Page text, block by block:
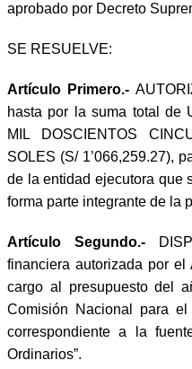
aprobado por Decreto
SE RESUELVE:
Artículo Primero.-
hasta por la suma total de
MIL DOSCIENTOS
SOLES (S/ 1’066,259.27),
de la entidad ejecutora que
forma parte integrante de la
Artículo Segundo.-
financiera autorizada por el
cargo al presupuesto del
Comisión Nacional para
correspondiente a la
Ordinarios”.